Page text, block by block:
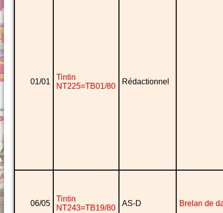
01/01
Tintin
NT225=TB01/80
Rédactionnel
06/05
Tintin
NT243=TB19/80
AS-D Brelan de